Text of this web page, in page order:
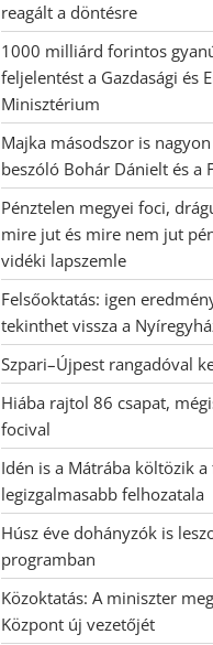
reagált a döntésre
1000 milliárd forintos
feljelentést a Gazdasági és
Minisztérium
Majka másodszor is
beszóló Bohár Dánielt és a
Pénztelen megyei foci,
mire jut és mire nem jut
vidéki lapszemle
Felsőoktatás: igen
tekinthet vissza a
Szpari–Újpest rangadóval
Hiába rajtol 86 csapat,
focival
Idén is a Mátrába költözik
legizgalmasabb felhozatala
Húsz éve dohányzók is
programban
Közoktatás: A miniszter
Központ új vezetőjét